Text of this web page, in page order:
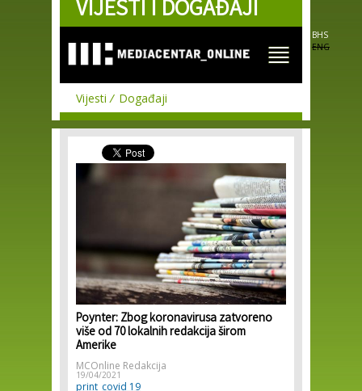
Skip to
main
VIJESTI I DOGAĐAJI
BHS
ENG
Vijesti Događaji
Poynter: Zbog koronavirusa zatvoreno
više od 70 lokalnih redakcija širom
Amerike
MCOnline Redakcija
19/04/2021
print covid 19